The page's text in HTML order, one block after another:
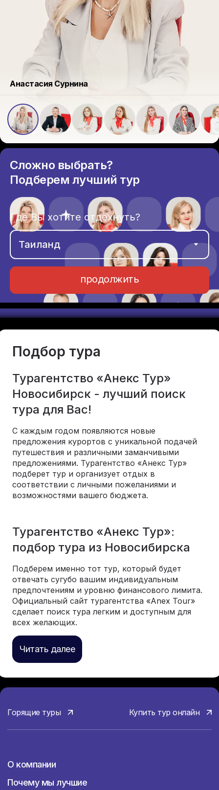
Анастасия Сурнина
Сложно выбрать?
Подберем лучший тур
Где Вы хотите отдохнуть?
продолжить
Подбор тура
Турагентство «Анекс Тур»
Новосибирск - лучший поиск
тура для Вас!
С каждым годом появляются новые
предложения курортов с уникальной подачей
путешествия и различными заманчивыми
предложениями. Турагентство «Анекс Тур»
подберет тур и организует отдых в
соответствии с личными пожеланиями и
возможностями вашего бюджета.
Турагентство «Анекс Тур»:
подбор тура из Новосибирска
Подберем именно тот тур, который будет
отвечать сугубо вашим индивидуальным
предпочтениям и уровню финансового лимита.
Официальный сайт турагентства «Anex Tour»
сделает поиск тура легким и доступным для
всех желающих.
Читать далее
Горящие туры Купить тур онлайн
О компании
Почему мы лучшие